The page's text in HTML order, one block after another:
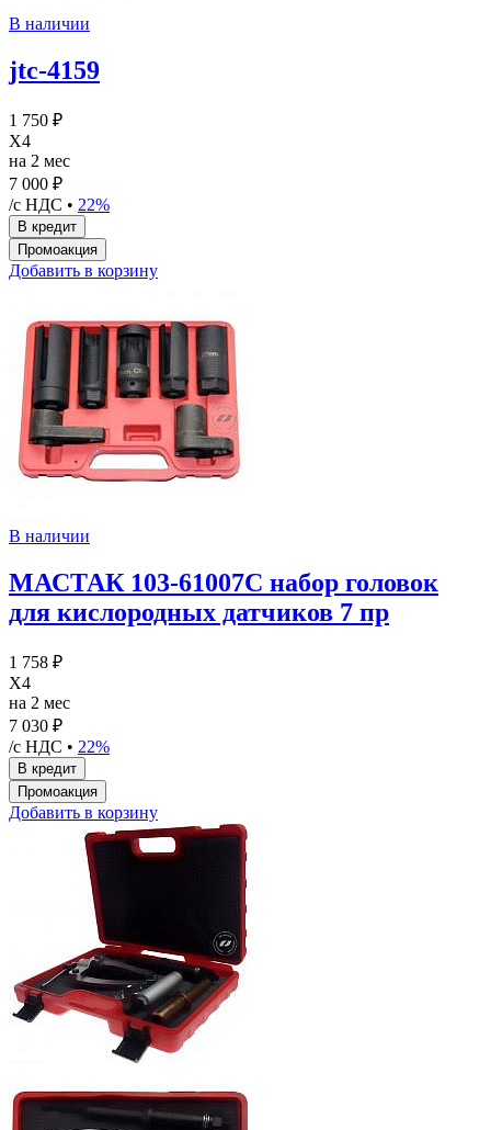
В наличии
jtc-4159
1 750 ₽
X4
на 2 мес
7 000 ₽
/с НДС • 22%
Добавить в корзину
В наличии
МАСТАК 103-61007C набор головок
для кислородных датчиков 7 пр
1 758 ₽
X4
на 2 мес
7 030 ₽
/с НДС • 22%
Добавить в корзину